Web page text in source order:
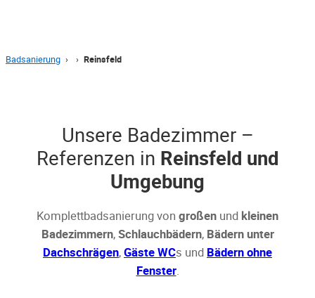
Badsanierung › › Reinsfeld
Unsere Badezimmer –
Referenzen in Reinsfeld und
Umgebung
Komplettbadsanierung von großen und kleinen
Badezimmern,Schlauchbädern, Bädern unter
Dachschrägen,Gäste WCs und Bädern ohne
Fenster.